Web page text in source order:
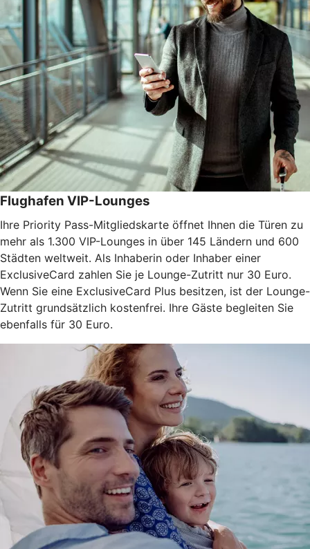
Flughafen VIP-Lounges
Ihre Priority Pass-Mitgliedskarte öffnet Ihnen die Türen zu
mehr als 1.300 VIP-Lounges in über 145 Ländern und 600
Städten weltweit. Als Inhaberin oder Inhaber einer
ExclusiveCard zahlen Sie je Lounge-Zutritt nur 30 Euro.
Wenn Sie eine ExclusiveCard Plus besitzen, ist der Lounge-
Zutritt grundsätzlich kostenfrei. Ihre Gäste begleiten Sie
ebenfalls für 30 Euro.